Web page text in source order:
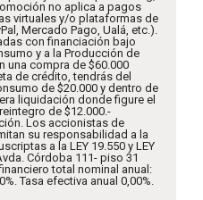
no aplica a pagos
virtuales y/o plataformas de
Mercado Pago, Ualá, etc.).
con financiación bajo
y a la Producción de
una compra de $60.000
de crédito, tendrás del
de $20.000 y dentro de
liquidación donde figure el
de $12.000.-
Los accionistas de
su responsabilidad a la
a la LEY 19.550 y LEY
Córdoba 111- piso 31
total nominal anual:
Tasa efectiva anual 0,00%.